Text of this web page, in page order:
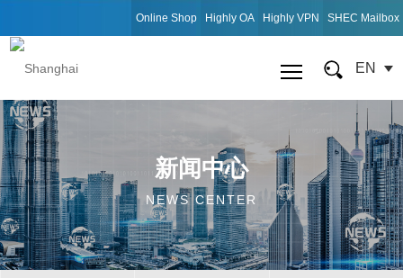
Online Shop Highly OA Highly VPN SHEC Mailbox
EN
新闻中心
NEWS CENTER